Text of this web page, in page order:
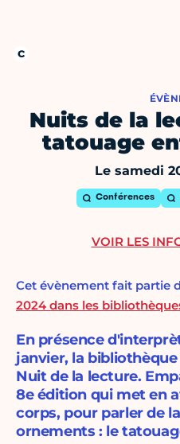
Nuits de la
tatouage
Le samedi
Conférences
Cet évènement fait partie
2024 dans les
En présence
janvier, la
Nuit de la lecture.
8e édition qui met en
corps, pour parler de
ornements : le
VOIR LES